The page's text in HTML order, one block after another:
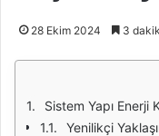
28 Ekim 2024 3
Sistem Yapı Enerji
Yenilikçi